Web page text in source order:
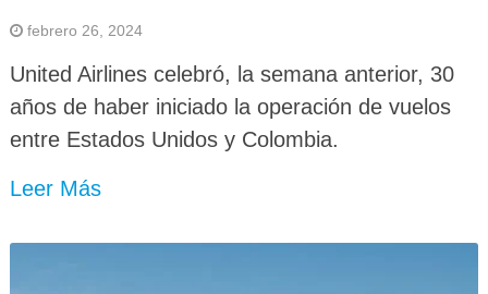
febrero 26, 2024
United Airlines celebró, la semana anterior, 30
años de haber iniciado la operación de vuelos
entre Estados Unidos y Colombia.
Leer Más